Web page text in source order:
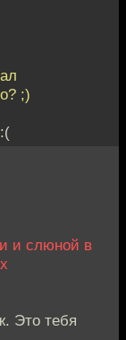
;)
и слюной в
Это тебя